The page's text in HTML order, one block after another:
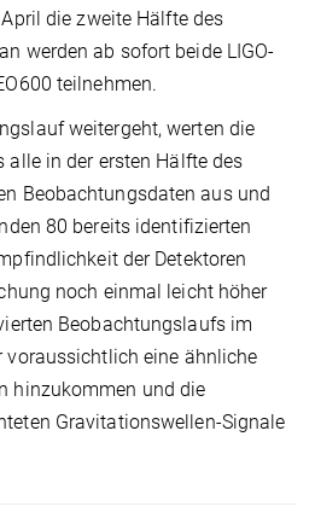
die zweite Hälfte des
werden ab sofort beide LIGO-
teilnehmen.
weitergeht, werten die
alle in der ersten Hälfte des
Beobachtungsdaten aus und
80 bereits identifizierten
der Detektoren
noch einmal leicht höher
Beobachtungslaufs im
voraussichtlich eine ähnliche
hinzukommen und die
Gravitationswellen-Signale